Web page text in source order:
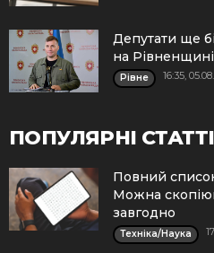
Депутати ще
на Рівненщині
Рівне 16:35,
ПОПУЛЯРНІ СТАТТІ
Повний
Можна
завгодно
Техніка/Наука